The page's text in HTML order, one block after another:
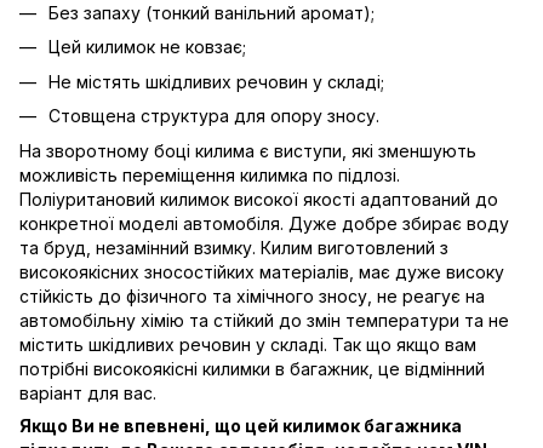
Без запаху (тонкий ванільний аромат);
Цей килимок не ковзає;
Не містять шкідливих речовин у складі;
Стовщена структура для опору зносу.
На зворотному боці килима є виступи, які зменшують
можливість переміщення килимка по підлозі.
Поліуритановий килимок високої якості адаптований до
конкретної моделі автомобіля. Дуже добре збирає воду
та бруд, незамінний взимку. Килим виготовлений з
високоякісних зносостійких матеріалів, має дуже високу
стійкість до фізичного та хімічного зносу, не реагує на
автомобільну хімію та стійкий до змін температури та не
містить шкідливих речовин у складі. Так що якщо вам
потрібні високоякісні килимки в багажник, це відмінний
варіант для вас.
Якщо Ви не впевнені, що цей килимок багажника